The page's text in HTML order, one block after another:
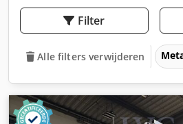
Filter
Alle filters verwijderen